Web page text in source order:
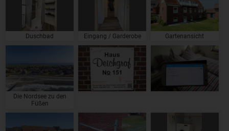
Duschbad Eingang / Garderobe Gartenansicht
Die Nordsee zu den
Füßen